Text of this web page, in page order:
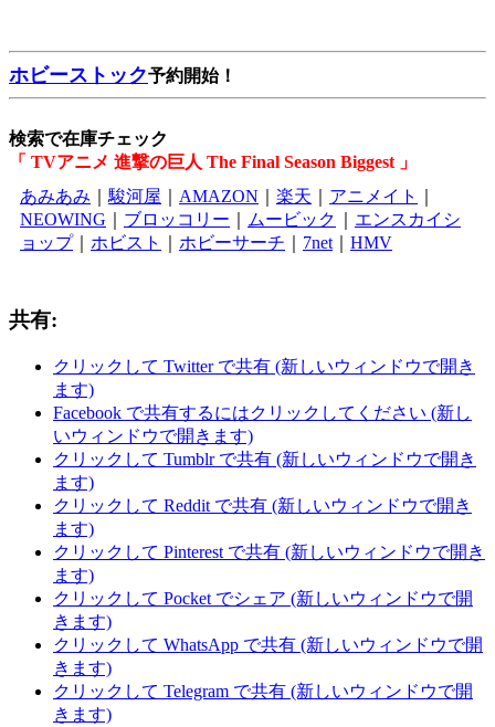
ホビーストック予約開始！
検索で在庫チェック
「 TVアニメ 進撃の巨人 The Final Season Biggest 」
あみあみ
駿河屋 AMAZON 楽天 アニメイト
NEOWING
ブロッコリー ムービック
エンスカイシ
ョップ｜ ホビスト ホビーサーチ 7net HMV
共有:
クリックして Twitter で共有 (新しいウィンドウで開き
ます)
Facebook で共有するにはクリックしてください (新し
いウィンドウで開きます)
クリックして Tumblr で共有 (新しいウィンドウで開き
ます)
クリックして Reddit で共有 (新しいウィンドウで開き
ます)
クリックして Pinterest で共有 (新しいウィンドウで開き
ます)
クリックして Pocket でシェア (新しいウィンドウで開
きます)
クリックして WhatsApp で共有 (新しいウィンドウで開
きます)
クリックして Telegram で共有 (新しいウィンドウで開
きます)